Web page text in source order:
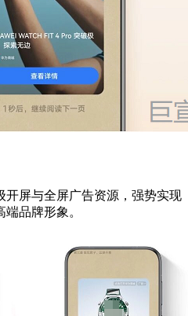
开屏与全屏广告资源，强势实现
品牌形象。